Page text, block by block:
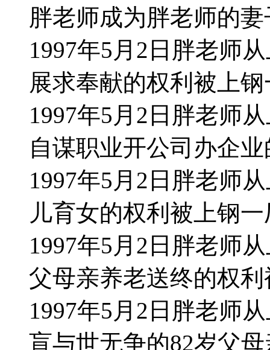
胖老师成为胖老师的妻
1997年5月2日胖老师
展求奉献的权利被上
1997年5月2日胖老师
自谋职业开公司办企
1997年5月2日胖老师
儿育女的权利被上钢
1997年5月2日胖老师
父母亲养老送终的权
1997年5月2日胖老师
盲与世无争的82岁父